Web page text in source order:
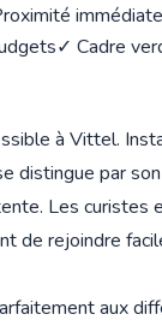
✓ Cadre
à Vittel.
distingue par
Les curistes
de rejoindre
aux